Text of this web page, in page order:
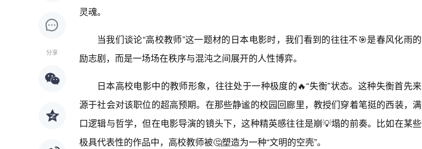
分享
灵魂。
当我们谈论“高校教师”这一题材的日本电影时，我们看到的往往不🎯是春风化雨的
励志剧，而是一场场在秩序与混沌之间展开的人性博弈。
日本高校电影中的教师形象，往往处于一种极度的🔥“失衡”状态。这种失衡首先来
源于社会对该职位的超高预期。在那些静谧的校园回廊里，教授们穿着笔挺的西装，满
口逻辑与哲学，但在电影导演的镜头下，这种精英感往往是崩💡塌的前奏。比如在某些
极具代表性的作品中，高校教师被🤔塑造为一种“文明的空壳”。